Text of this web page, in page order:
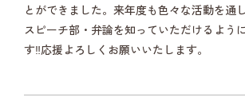
とができました。来年度も色々な活動を通
スピーチ部・弁論を知っていただけるよう
す‼応援よろしくお願いいたします。